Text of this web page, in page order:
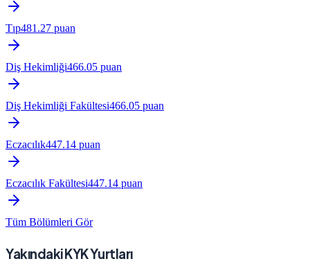
Tıp481.27 puan
Diş Hekimliği466.05 puan
Diş Hekimliği Fakültesi466.05 puan
Eczacılık447.14 puan
Eczacılık Fakültesi447.14 puan
Tüm Bölümleri Gör
Yakındaki KYK Yurtları